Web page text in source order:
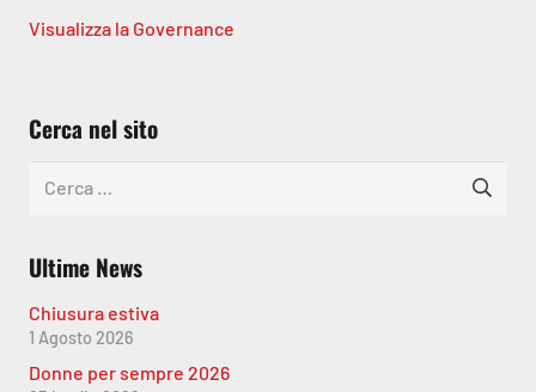
Visualizza la Governance
Cerca nel sito
Ultime News
Chiusura estiva
1 Agosto 2026
Donne per sempre 2026